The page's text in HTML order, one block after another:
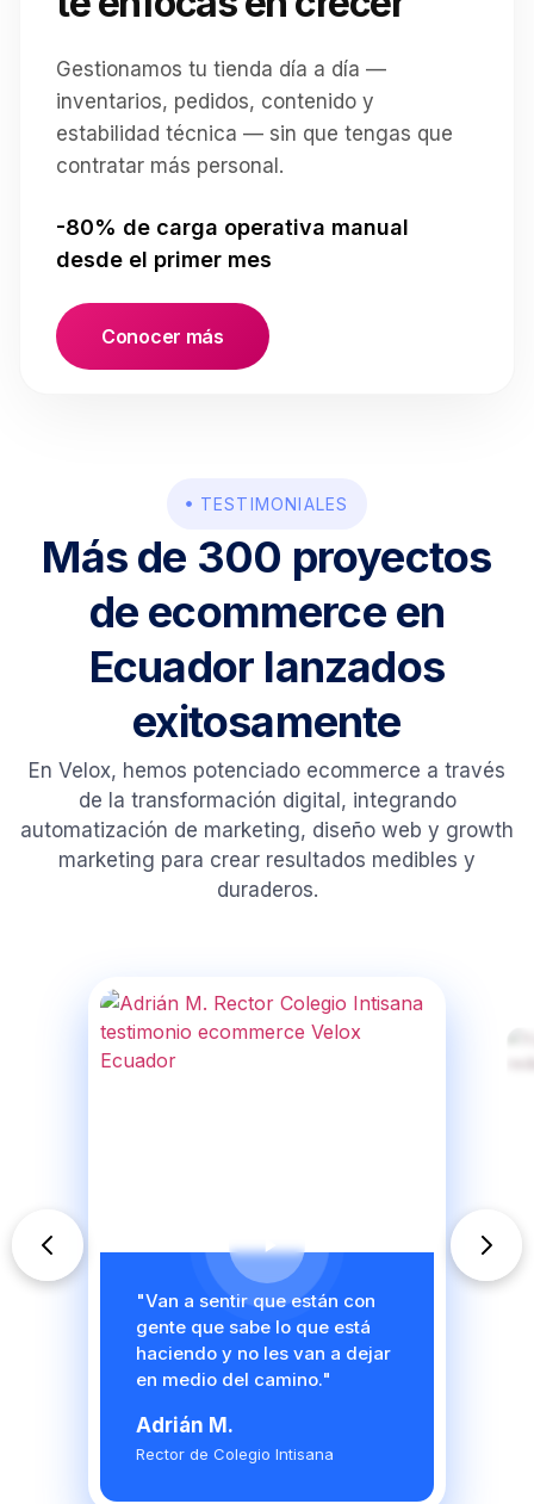
Gestionamos tu tienda día a día —
inventarios, pedidos, contenido y
estabilidad técnica — sin que tengas que
contratar más personal.
-80% de carga operativa manual
desde el primer mes
Conocer más
TESTIMONIALES
Más de 300 proyectos
de ecommerce en
Ecuador lanzados
exitosamente
En Velox, hemos potenciado ecommerce a través
de la transformación digital, integrando
automatización de marketing, diseño web y growth
marketing para crear resultados medibles y
duraderos.
"Van a sentir que están con
gente que sabe lo que está
haciendo y no les van a dejar
en medio del camino."
Adrián M.
Rector de Colegio Intisana